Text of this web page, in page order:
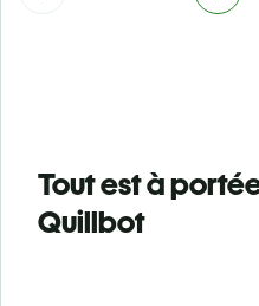
Tout est à
Quillbot